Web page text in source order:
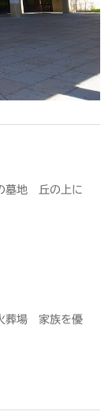
墓地 丘の上に
葬場 家族を優